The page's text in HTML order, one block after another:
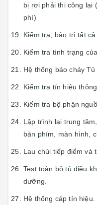
bị rơi phải thi công lại
phí)
Kiểm tra, bảo trì tất
Kiểm tra tình trạng
Hệ thống báo cháy
Kiểm tra tín hiệu
Kiếm tra bộ phận
Lập trình lại trung
bàn phím, màn hình,
Lau chùi tiếp điểm và
Test toàn bộ tủ điều
dưỡng.
Hệ thống cáp tín hiệu.